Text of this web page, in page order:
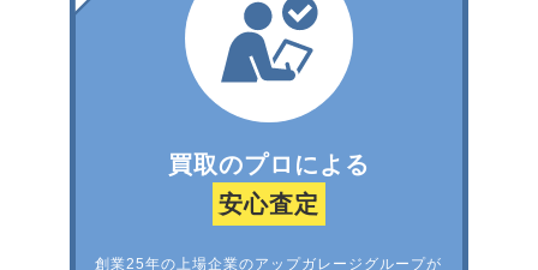
買取のプロによる
安心査定
創業25年の上場企業のアップガレージグループが